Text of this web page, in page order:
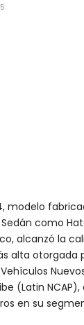
modelo
como
alcanzó la
alta otorgada
(Latin
en su